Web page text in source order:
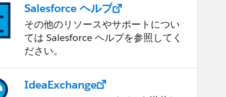
Salesforce ヘルプ
その他のリソースやサポートについ
ては Salesforce ヘルプを参照してく
ださい。
IdeaExchange